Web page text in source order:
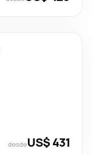
desdeUS$ 431